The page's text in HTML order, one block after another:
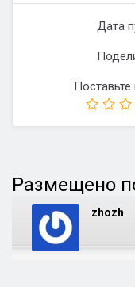
Дата
Поставьте
Размещено
zhozh